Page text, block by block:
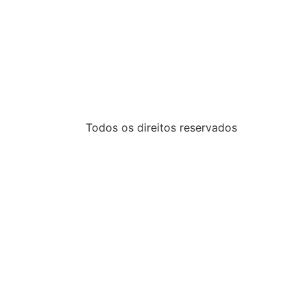
Todos os direitos reservados